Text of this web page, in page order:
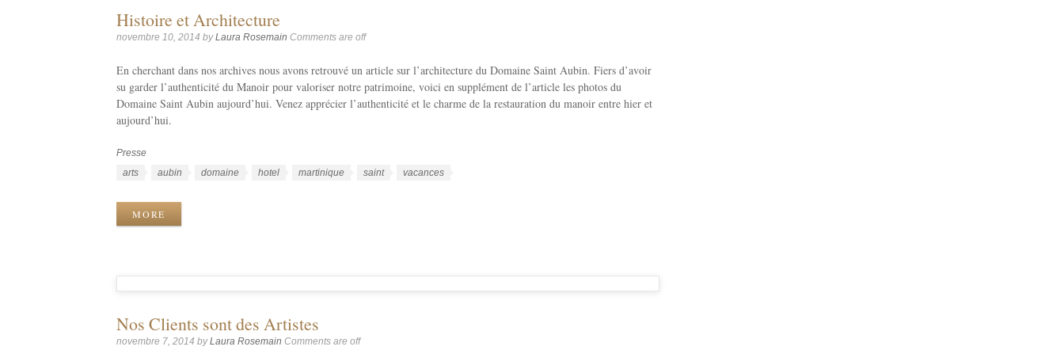
Histoire et Architecture
novembre 10, 2014 byLaura Rosemain Comments are off
En cherchant dans nos archives nous avons retrouvé un article sur l’architecture du Domaine Saint Aubin. Fiers d’avoir
su garder l’authenticité du Manoir pour valoriser notre patrimoine, voici en supplément de l’article les photos du
Domaine Saint Aubin aujourd’hui. Venez apprécier l’authenticité et le charme de la restauration du manoir entre hier et
aujourd’hui.
Catégories
Presse
Étiquettes
arts aubin domaine hotel martinique saint vacances
MORE
Nos Clients sont des Artistes
novembre 7, 2014 byLaura Rosemain Comments are off